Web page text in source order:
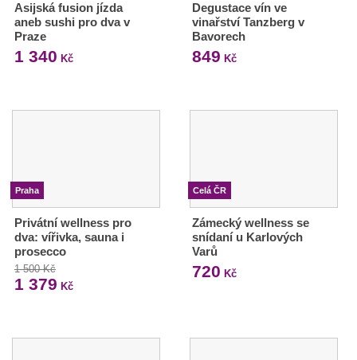
Asijská fusion jízda
aneb sushi pro dva v
Praze
1 340 Kč
Degustace vín ve
vinařství Tanzberg v
Bavorech
849 Kč
Praha
Privátní wellness pro
dva: vířivka, sauna i
prosecco
1 500 Kč
1 379 Kč
Celá ČR
Zámecký wellness se
snídaní u Karlových
Varů
720 Kč